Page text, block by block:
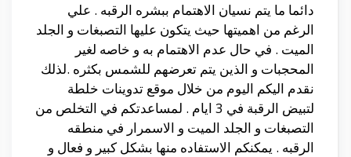
دائما ما يتم نسيان الاهتمام ببشره الرقبه . علي
الرغم من اهميتها حيث يتكون عليها التصبغات و الجلد
الميت . في حال عدم الاهتمام به و خاصه لغير
المحجبات و الذين يتم تعرضهم للشمس بكثره .لذلك
نقدم اليكم اليوم من خلال موقع تدوينات خلطة
لتبيض الرقبة في 3 ايام . لمساعدتكم في التخلص من
التصبغات و الجلد الميت و الاسمرار في منطقه
الرقبه . يمكنكم الاستفاده منها بشكل كبير و فعال و